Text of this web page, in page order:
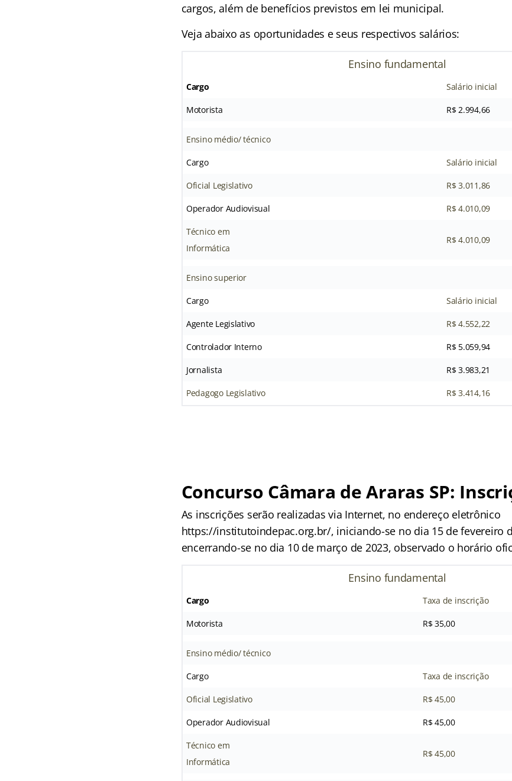
cargos, além de benefícios previstos em lei municipal.
Veja abaixo as oportunidades e seus respectivos salários:
Ensino fundamental
Cargo Salário inicial
Motorista R$ 2.994,66
Ensino médio/ técnico
Cargo Salário inicial
Oficial Legislativo R$ 3.011,86
Operador Audiovisual R$ 4.010,09
Técnico em
Informática
R$ 4.010,09
Ensino superior
Cargo Salário inicial
Agente Legislativo R$ 4.552,22
Controlador Interno R$ 5.059,94
Jornalista R$ 3.983,21
Pedagogo Legislativo R$ 3.414,16
Concurso Câmara de Araras SP:
As inscrições serão realizadas via Internet, no endereço eletrônico
https://institutoindepac.org.br/, iniciando-se no dia 15 de fevereiro
encerrando-se no dia 10 de março de 2023, observado o horário
Ensino fundamental
Cargo Taxa de inscrição
Motorista R$ 35,00
Ensino médio/ técnico
Cargo Taxa de inscrição
Oficial Legislativo R$ 45,00
Operador Audiovisual R$ 45,00
Técnico em
Informática
R$ 45,00